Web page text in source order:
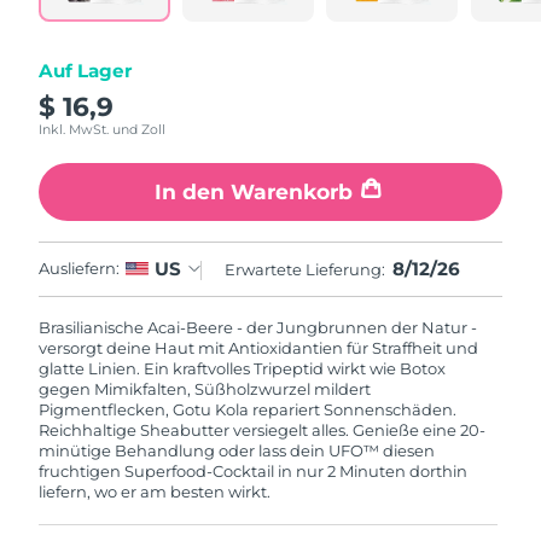
Auf Lager
$ 16,9
Inkl. MwSt. und Zoll
In den Warenkorb
Ausliefern: US Erwartete Lieferung: 8/12/26
Brasilianische Acai-Beere - der Jungbrunnen der Natur -
versorgt deine Haut mit Antioxidantien für Straffheit und
glatte Linien. Ein kraftvolles Tripeptid wirkt wie Botox
gegen Mimikfalten, Süßholzwurzel mildert
Pigmentflecken, Gotu Kola repariert Sonnenschäden.
Reichhaltige Sheabutter versiegelt alles. Genieße eine 20-
minütige Behandlung oder lass dein UFO™ diesen
fruchtigen Superfood-Cocktail in nur 2 Minuten dorthin
liefern, wo er am besten wirkt.
Litauen
Luxemburg
Sonderverwaltungsregion
Macau
Malaysia 8/13/26
Malta Erwartete Lieferung8/10/26
Mexiko Erwartete Lieferung8/14/26
Monaco Erwartete Lieferung
Niederlande Erwartete Lieferung8/10/26
Neuseeland